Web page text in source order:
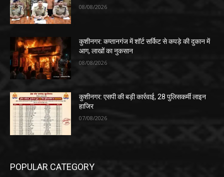
08/08/2026
कुशीनगर: कप्तानगंज में शॉर्ट सर्किट से कपड़े की दुकान में
आग, लाखों का नुकसान
08/08/2026
कुशीनगर: एसपी की बड़ी कार्रवाई, 28 पुलिसकर्मी लाइन
हाजिर
07/08/2026
POPULAR CATEGORY